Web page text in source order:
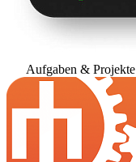
Aufgaben & Projekte